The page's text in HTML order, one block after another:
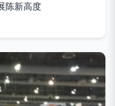
陈新高度